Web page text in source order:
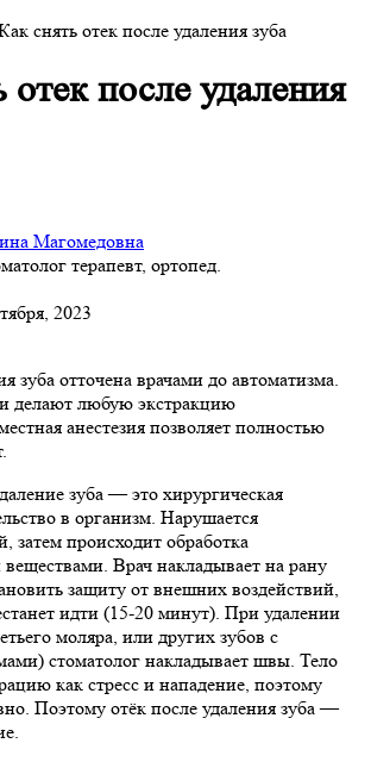
снять отек после удаления зуба
отек после удаления
Магомедовна
терапевт, ортопед.
2023
зуба отточена врачами до автоматизма.
делают любую экстракцию
анестезия позволяет полностью
зуба — это хирургическая
в организм. Нарушается
затем происходит обработка
Врач накладывает на рану
защиту от внешних воздействий,
идти (15-20 минут). При удалении
моляра, или других зубов с
стоматолог накладывает швы. Тело
как стресс и нападение, поэтому
Поэтому отёк после удаления зуба —